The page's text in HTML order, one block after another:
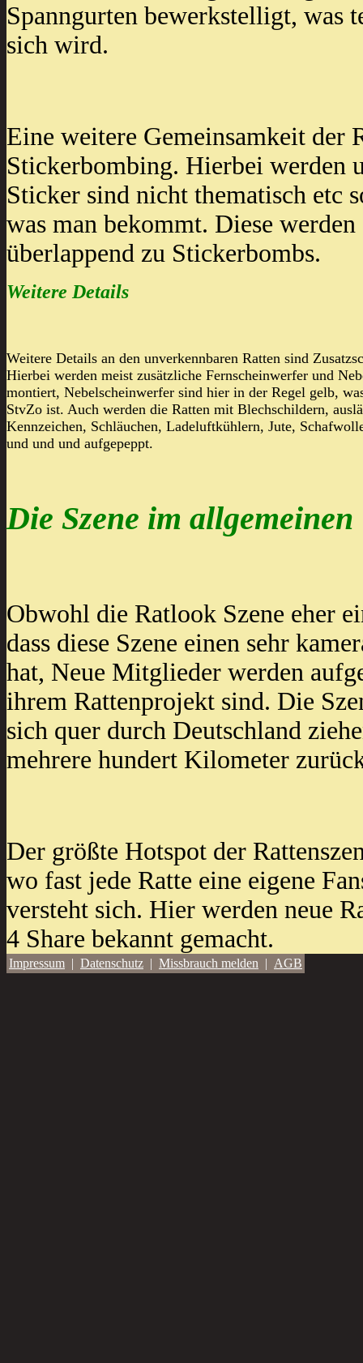
Spanngurten bewerkstelligt, was
sich wird.
Eine weitere Gemeinsamkeit der
Stickerbombing. Hierbei werden
Sticker sind nicht thematisch etc
was man bekommt. Diese
überlappend zu Stickerbombs.
Weitere Details
Weitere Details an den unverkennbaren Ratten sind
Hierbei werden meist zusätzliche Fernscheinwerfer und
montiert, Nebelscheinwerfer sind hier in der Regel gelb,
StvZo ist. Auch werden die Ratten mit Blechschildern,
Kennzeichen, Schläuchen, Ladeluftkühlern, Jute,
und und und aufgepeppt.
Die Szene im allgemeinen
Obwohl die Ratlook Szene eher
dass diese Szene einen sehr
hat, Neue Mitglieder werden
ihrem Rattenprojekt sind. Die
sich quer durch Deutschland
mehrere hundert Kilometer
Der größte Hotspot der
wo fast jede Ratte eine eigene
versteht sich. Hier werden neue
4 Share bekannt gemacht.
Impressum | Datenschutz | Missbrauch melden | AGB